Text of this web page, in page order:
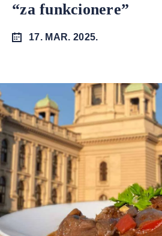
“za funkcionere”
17. MAR. 2025.